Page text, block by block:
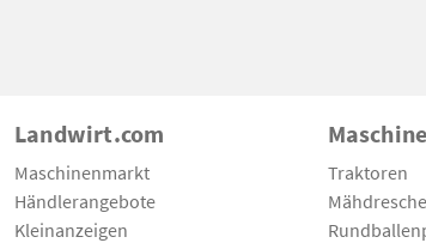
Landwirt.com
Maschinenmarkt
Händlerangebote
Kleinanzeigen
Traktoren